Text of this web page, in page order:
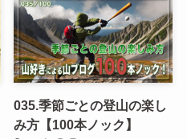
035.季節ごとの登山の楽し
み方【100本ノック】